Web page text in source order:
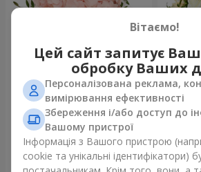
Квіти в коробці "Рожевий
опал"
1 284 грн
Замовити
Квіти у
Вітаємо!
Цей сайт запитує
обробку Ваших
Персоналізована реклама,
вимірювання ефективності
Збереження і/або доступ до
Вашому пристрої
Інформація з Вашого пристрою
cookie та унікальні ідентифікатори)